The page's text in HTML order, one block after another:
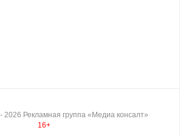
- 2026 Рекламная группа «Медиа консалт»
16+